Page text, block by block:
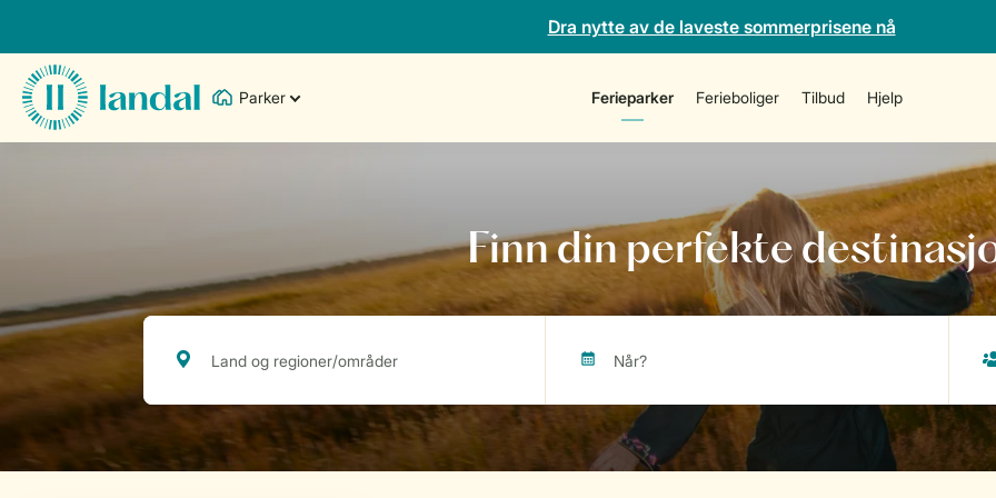
Dra nytte av de laveste sommerprisene nå
Parker Ferieparker Ferieboliger Tilbud Hjelp